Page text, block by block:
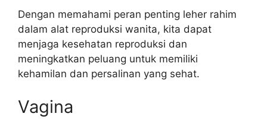
Dengan memahami peran penting leher rahim
dalam alat reproduksi wanita, kita dapat
menjaga kesehatan reproduksi dan
meningkatkan peluang untuk memiliki
kehamilan dan persalinan yang sehat.
Vagina